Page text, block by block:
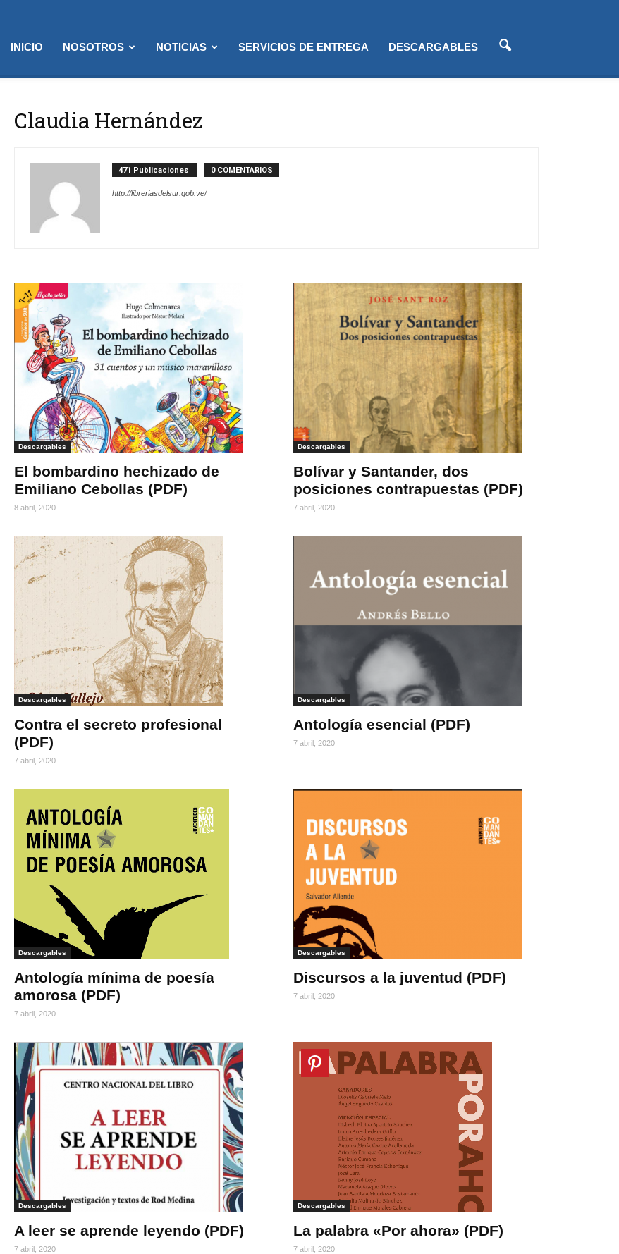
INICIO NOSOTROS NOTICIAS SERVICIOS DE ENTREGA DESCARGABLES
Claudia Hernández
471 Publicaciones 0 COMENTARIOS
http://libreriasdelsur.gob.ve/
Descargables
El bombardino hechizado de
Emiliano Cebollas (PDF)
8 abril, 2020
Descargables
Bolívar y Santander, dos
posiciones contrapuestas (PDF)
7 abril, 2020
Descargables
Contra el secreto profesional
(PDF)
7 abril, 2020
Descargables
Antología esencial (PDF)
7 abril, 2020
Descargables
Antología mínima de poesía
amorosa (PDF)
7 abril, 2020
Descargables
Discursos a la juventud (PDF)
7 abril, 2020
Descargables
A leer se aprende leyendo (PDF)
7 abril, 2020
Descargables
La palabra «Por ahora» (PDF)
7 abril, 2020